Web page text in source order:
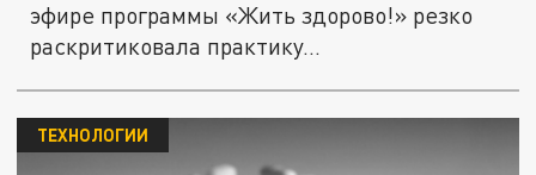
эфире программы «Жить здорово!» резко
раскритиковала практику...
ТЕХНОЛОГИИ